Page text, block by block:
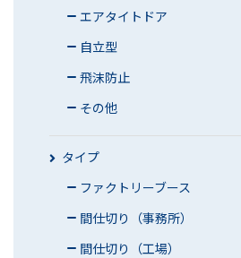
エアタイトドア
自立型
飛沫防止
その他
タイプ
ファクトリーブース
間仕切り（事務所）
間仕切り（工場）